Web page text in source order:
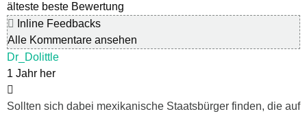
älteste beste Bewertung
Inline Feedbacks
Alle Kommentare ansehen
Dr_Dolittle
1 Jahr her
Sollten sich dabei mexikanische Staatsbürger finden, die auf